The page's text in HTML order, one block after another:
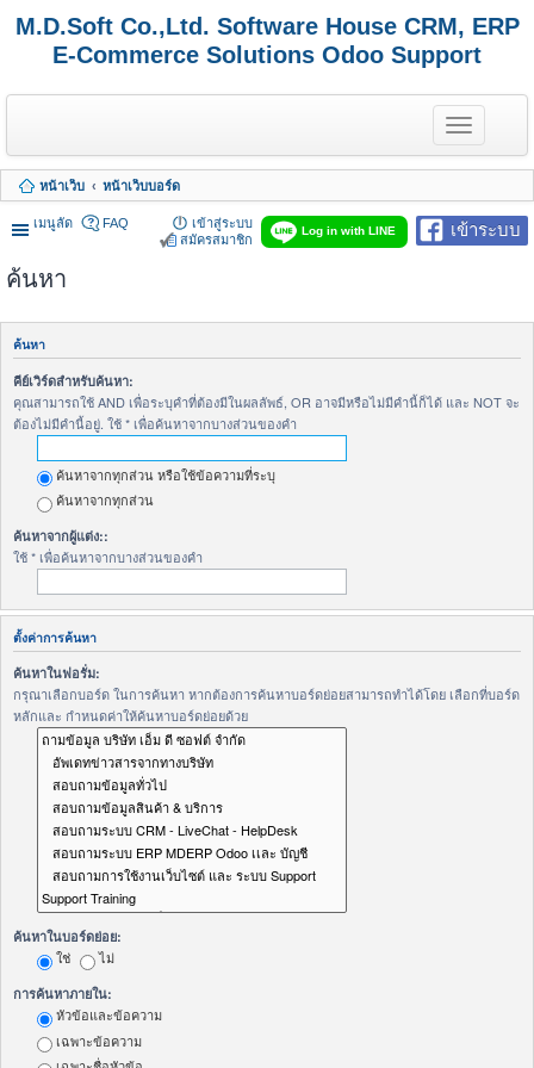
M.D.Soft Co.,Ltd. Software House CRM, ERP
E-Commerce Solutions Odoo Support
T
o
g
l
e
n
a
a
i
หน้าเว็บ หน้าเว็บบอร์ด
เมนูลัด เข้าระบบ
Log in with LINE
FAQ
เข้าสู่ระบบ
สมัครสมาชิก
ค้นหา
ค้นหา
คีย์เวิร์ดสำหรับค้นหา:
คุณสามารถใช้ AND เพื่อระบุคำที่ต้องมีในผลลัพธ์, OR อาจมีหรือไม่มีคำนี้ก็ได้ และ NOT จะ
ต้องไม่มีคำนี้อยู่. ใช้ * เพื่อค้นหาจากบางส่วนของคำ
ค้นหาจากทุกส่วน หรือใช้ข้อความที่ระบุ
ค้นหาจากทุกส่วน
ค้นหาจากผู้แต่ง::
ใช้ * เพื่อค้นหาจากบางส่วนของคำ
ตั้งค่าการค้นหา
ค้นหาในฟอรั่ม:
กรุณาเลือกบอร์ด ในการค้นหา หากต้องการค้นหาบอร์ดย่อยสามารถทำได้โดย เลือกที่บอร์ด
หลักและ กำหนดค่าให้ค้นหาบอร์ดย่อยด้วย
ค้นหาในบอร์ดย่อย:
ใช่ ไม่
การค้นหาภายใน:
หัวข้อและข้อความ
เฉพาะข้อความ